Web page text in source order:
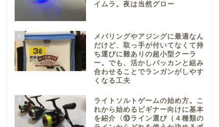
イムラ。夜は当然グロー
6
メバリングやアジングに最適なん
だけど、取っ手が付いてなくて持
ち運びに難ありの超小型クーラ
ー。でも、活かしバッカンと組み
合わせることでランガンがしやす
くなる工夫
7
ライトソルトゲームの始め方。こ
れから始めるビギナー向けに基本
を紹介〈⑩ライン選び（４種類の